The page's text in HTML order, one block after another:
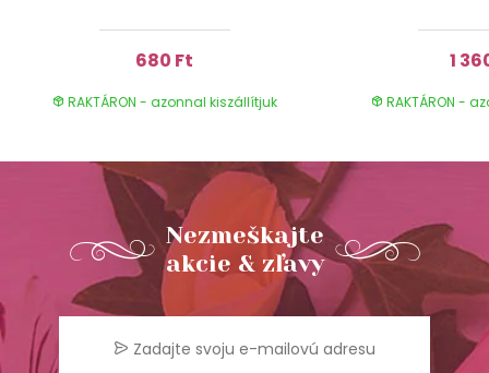
680 Ft
RAKTÁRON - azonnal kiszállítjuk
1
RAKTÁRON -
Nezmeškajte
akcie & zľavy